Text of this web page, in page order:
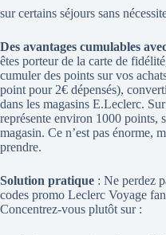
sur certains séjours sans
Des avantages cumulables
êtes porteur de la carte de
cumuler des points sur vos
point pour 2€ dépensés),
dans les magasins E.Leclerc.
représente environ 1000 points,
magasin. Ce n’est pas énorme,
prendre.
Solution pratique : Ne perdez
codes promo Leclerc Voyage
Concentrez-vous plutôt sur :